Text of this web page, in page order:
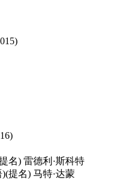
) 雷德利·斯科特
名) 马特·达蒙